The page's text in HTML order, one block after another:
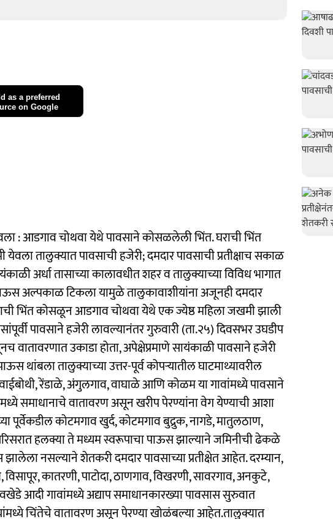
as a preferred
on Google
: आडगाव चोथवा येथे पावसाने कोसळलेली भिंत. घराची भिंत
तालुक्यात पावसाची हजेरी; दमदार पावसाची प्रतीक्षाच सकाळ
अर्धा तासाच्या कालावधीत शहर व तालुक्याच्या विविध भागात
अल्पकाळ टिकला यामुळे तालुकावाशीयांना अजूनही दमदार
भिंत कोसळून आडगाव चोथवा येथे एक ज्येष्ठ महिला जखमी झाली
पावसाने हजेरी लावल्यानंतर गुरुवारी (ता.२५) दिवसभर उघडीप
वातावरणात उकाडा होता, अपेक्षेप्रमाणे सायंकाळी पावसाने हजेरी
थांबला तालुक्याच्या उत्तर-पूर्व कोपऱ्यातील घाटमाथ्यावरील
रेंडाळे, अंगुलगाव, वाघाळे आणि कोळम या गावांमध्ये पावसाने
समाधानाचे वातावरण असून खरीप पेरण्यांना वेग येण्याची आशा
पूर्वेकडील कोटमगाव खुर्द, कोटमगाव बुद्रुक, नागडे, मातुलठाण,
हलक्या ते मध्यम स्वरूपाचा पाऊस झाल्याने जमिनीची ढेकळे
नसल्याने शेतकरी दमदार पावसाच्या प्रतीक्षेत आहेत. दरम्यान,
कातरणी, पाटोदा, ठाणगाव, विखरणी, सावरगाव, अनकुटे,
आदी गावांमध्ये अद्याप समाधानकारख्या पावसास सुरुवात
चिंतेचे वातावरण असून पेरण्या खोळंबल्या आहेत.तालुक्यात